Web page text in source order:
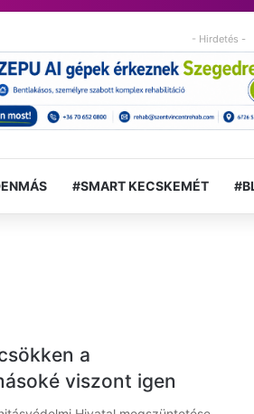
- Hirdetés -
#SMART KECSKEMÉT
a
viszont igen